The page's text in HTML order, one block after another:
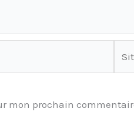
mon prochain